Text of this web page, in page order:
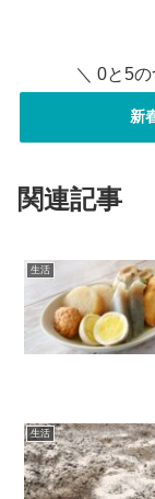
＼ 0と5
新
関連記事
生活
生活